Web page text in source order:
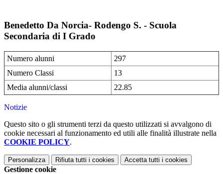
Benedetto Da Norcia- Rodengo S. - Scuola
Secondaria di I Grado
Numero alunni
297
Numero Classi
13
Media alunni/classi
22.85
Notizie
Questo sito o gli strumenti terzi da questo utilizzati si avvalgono di
cookie necessari al funzionamento ed utili alle finalità illustrate nella
COOKIE POLICY.
Personalizza Rifiuta tutti i cookies Accetta tutti i cookies
Gestione cookie